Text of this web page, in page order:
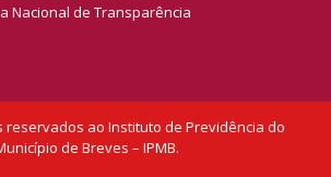
Nacional de Transparência
reservados ao Instituto de Previdência do
de Breves – IPMB.